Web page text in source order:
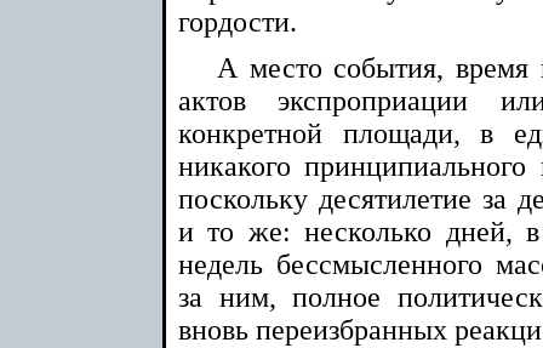
гордости.
А место события, время
актов экспроприации
конкретной площади, в
никакого принципиального
поскольку десятилетие за
и то же: несколько дней,
недель бессмысленного
за ним, полное
вновь переизбранных